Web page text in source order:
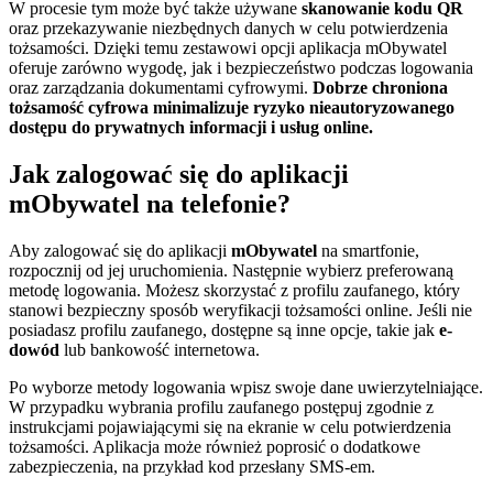
W procesie tym może być także używane skanowanie kodu QR
oraz przekazywanie niezbędnych danych w celu potwierdzenia
tożsamości. Dzięki temu zestawowi opcji aplikacja mObywatel
oferuje zarówno wygodę, jak i bezpieczeństwo podczas logowania
oraz zarządzania dokumentami cyfrowymi. Dobrze chroniona
tożsamość cyfrowa minimalizuje ryzyko nieautoryzowanego
dostępu do prywatnych informacji i usług online.
Jak zalogować się do aplikacji
mObywatel na telefonie?
Aby zalogować się do aplikacji mObywatel na smartfonie,
rozpocznij od jej uruchomienia. Następnie wybierz preferowaną
metodę logowania. Możesz skorzystać z profilu zaufanego, który
stanowi bezpieczny sposób weryfikacji tożsamości online. Jeśli nie
posiadasz profilu zaufanego, dostępne są inne opcje, takie jak e-
dowód lub bankowość internetowa.
Po wyborze metody logowania wpisz swoje dane uwierzytelniające.
W przypadku wybrania profilu zaufanego postępuj zgodnie z
instrukcjami pojawiającymi się na ekranie w celu potwierdzenia
tożsamości. Aplikacja może również poprosić o dodatkowe
zabezpieczenia, na przykład kod przesłany SMS-em.